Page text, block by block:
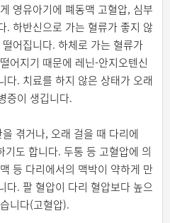
영유아기에 폐동맥 고혈압, 심부
. 하반신으로 가는 혈류가 좋지 않
어집니다. 하체로 가는 혈류가
어지기 때문에 레닌-안지오텐신
다. 치료를 하지 않은 상태가 오래
증이 생깁니다.
겪거나, 오래 걸을 때 다리에
도 합니다. 두통 등 고혈압에 의
등 다리에서의 맥박이 약하게 만
다. 팔 혈압이 다리 혈압보다 높으
니다(고혈압).